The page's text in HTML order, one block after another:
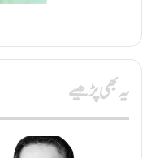
یہ بھی پڑھیے